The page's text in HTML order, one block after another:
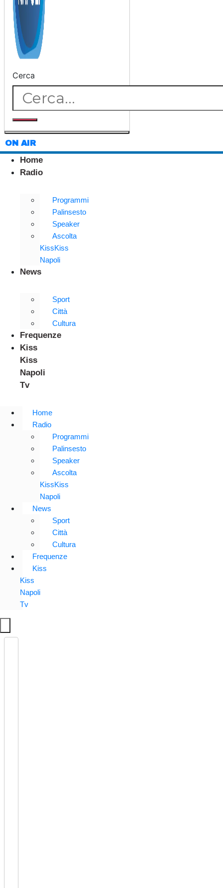
Cerca
ON AIR
Home
Radio
Programmi
Palinsesto
Speaker
Ascolta
KissKiss
Napoli
News
Sport
Città
Cultura
Frequenze
Kiss
Kiss
Napoli
Tv
Home
Radio
Programmi
Palinsesto
Speaker
Ascolta
KissKiss
Napoli
News
Sport
Città
Cultura
Frequenze
Kiss
Kiss
Napoli
Tv